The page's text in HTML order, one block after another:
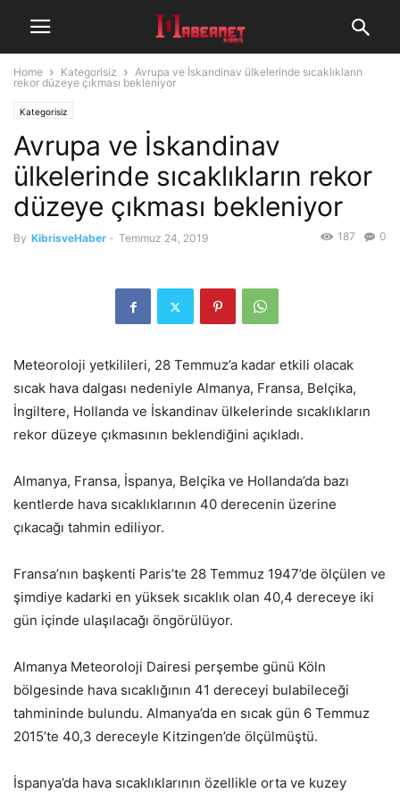
Home Kategorisiz
Avrupa ve İskandinav ülkelerinde sıcaklıkların
rekor düzeye çıkması bekleniyor
Kategorisiz
Avrupa ve İskandinav
ülkelerinde sıcaklıkların rekor
düzeye çıkması bekleniyor
By KibrisveHaber - Temmuz 24, 2019 0
187
Meteoroloji yetkilileri, 28 Temmuz’a kadar etkili olacak
sıcak hava dalgası nedeniyle Almanya, Fransa, Belçika,
İngiltere, Hollanda ve İskandinav ülkelerinde sıcaklıkların
rekor düzeye çıkmasının beklendiğini açıkladı.
Almanya, Fransa, İspanya, Belçika ve Hollanda’da bazı
kentlerde hava sıcaklıklarının 40 derecenin üzerine
çıkacağı tahmin ediliyor.
Fransa’nın başkenti Paris’te 28 Temmuz 1947’de ölçülen ve
şimdiye kadarki en yüksek sıcaklık olan 40,4 dereceye iki
gün içinde ulaşılacağı öngörülüyor.
Almanya Meteoroloji Dairesi perşembe günü Köln
bölgesinde hava sıcaklığının 41 dereceyi bulabileceği
tahmininde bulundu. Almanya’da en sıcak gün 6 Temmuz
2015’te 40,3 dereceyle Kitzingen’de ölçülmüştü.
İspanya’da hava sıcaklıklarının özellikle orta ve kuzey